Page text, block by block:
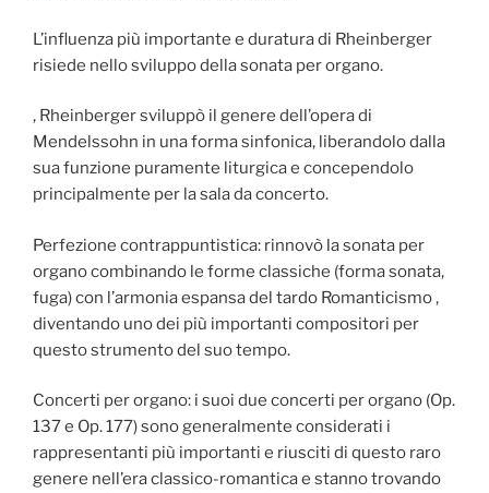
L’influenza più importante e duratura di Rheinberger
risiede nello sviluppo della sonata per organo.
, Rheinberger sviluppò il genere dell’opera di
Mendelssohn in una forma sinfonica, liberandolo dalla
sua funzione puramente liturgica e concependolo
principalmente per la sala da concerto.
Perfezione contrappuntistica: rinnovò la sonata per
organo combinando le forme classiche (forma sonata,
fuga) con l’armonia espansa del tardo Romanticismo ,
diventando uno dei più importanti compositori per
questo strumento del suo tempo.
Concerti per organo: i suoi due concerti per organo (Op.
137 e Op. 177) sono generalmente considerati i
rappresentanti più importanti e riusciti di questo raro
genere nell’era classico-romantica e stanno trovando